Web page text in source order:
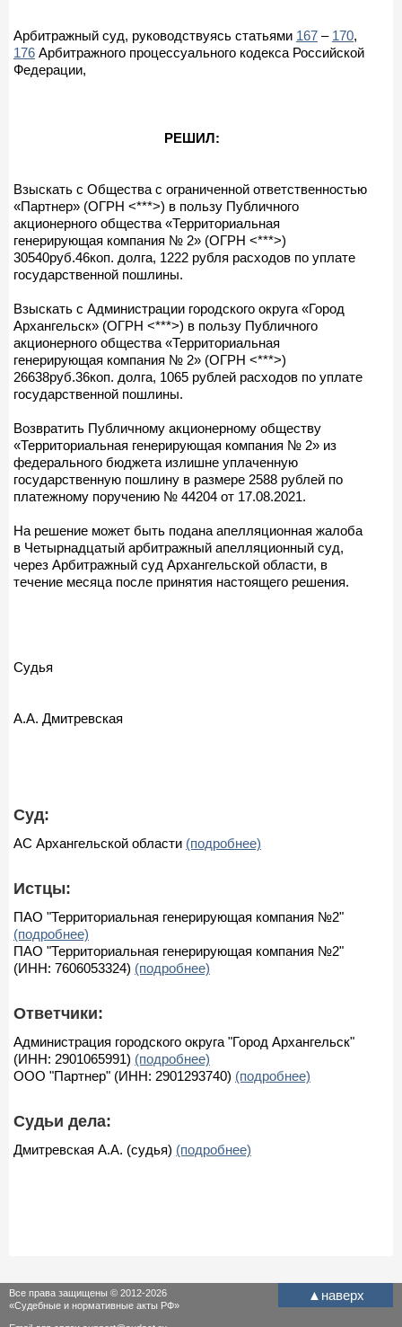
Арбитражный суд, руководствуясь статьями 167 – 170,
176 Арбитражного процессуального кодекса Российской
Федерации,
РЕШИЛ:
Взыскать с Общества с ограниченной ответственностью
«Партнер» (ОГРН <***>) в пользу Публичного
акционерного общества «Территориальная
генерирующая компания № 2» (ОГРН <***>)
30540руб.46коп. долга, 1222 рубля расходов по уплате
государственной пошлины.
Взыскать с Администрации городского округа «Город
Архангельск» (ОГРН <***>) в пользу Публичного
акционерного общества «Территориальная
генерирующая компания № 2» (ОГРН <***>)
26638руб.36коп. долга, 1065 рублей расходов по уплате
государственной пошлины.
Возвратить Публичному акционерному обществу
«Территориальная генерирующая компания № 2» из
федерального бюджета излишне уплаченную
государственную пошлину в размере 2588 рублей по
платежному поручению № 44204 от 17.08.2021.
На решение может быть подана апелляционная жалоба
в Четырнадцатый арбитражный апелляционный суд,
через Арбитражный суд Архангельской области, в
течение месяца после принятия настоящего решения.
Судья
А.А. Дмитревская
Суд:
АС Архангельской области (подробнее)
Истцы:
ПАО "Территориальная генерирующая компания №2"
(подробнее)
ПАО "Территориальная генерирующая компания №2"
(ИНН: 7606053324) (подробнее)
Ответчики:
Администрация городского округа "Город Архангельск"
(ИНН: 2901065991) (подробнее)
ООО "Партнер" (ИНН: 2901293740) (подробнее)
Судьи дела:
Дмитревская А.А. (судья) (подробнее)
▲ наверх
Все права защищены © 2012-2026
«Судебные и нормативные акты РФ»